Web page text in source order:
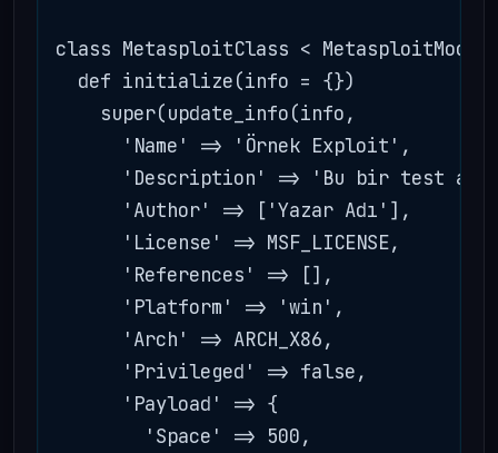
class MetasploitClass <
  def initialize(info = {})
    super(update_info(info,
      'Name' => 'Örnek Exploit',
'Description' => 'Bu bir test
      'Author' => ['Yazar Adı'],
      'License' => MSF_LICENSE,
      'References' => [],
      'Platform' => 'win',
      'Arch' => ARCH_X86,
      'Privileged' => false,
      'Payload' => {
        'Space' => 500,